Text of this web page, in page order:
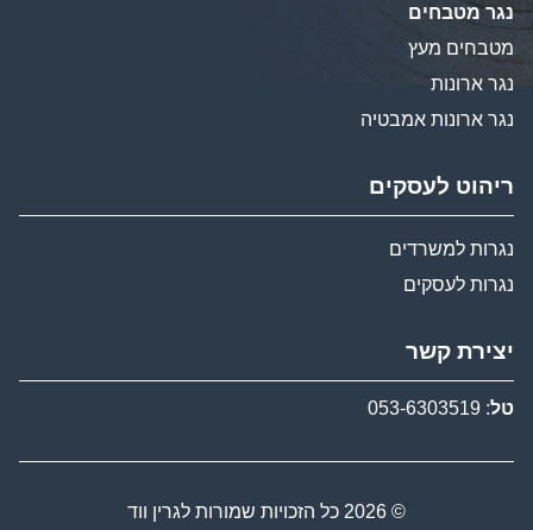
נגר מטבחים
מטבחים מעץ
נגר ארונות
נגר ארונות אמבטיה
ריהוט לעסקים
נגרות למשרדים
נגרות לעסקים
יצירת קשר
טל:
053-6303519
© 2026 כל הזכויות שמורות לגרין ווד